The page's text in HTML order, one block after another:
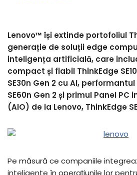
Lenovo™ își extinde portofoliul
generație de soluții edge
inteligența artificială, care
compact și fiabil ThinkEdge
SE30n Gen 2 cu AI,
SE60n Gen 2 și primul Panel
(AIO) de la Lenovo, ThinkEdge
Pe măsură ce companiile
inteligente în operațiunile lor